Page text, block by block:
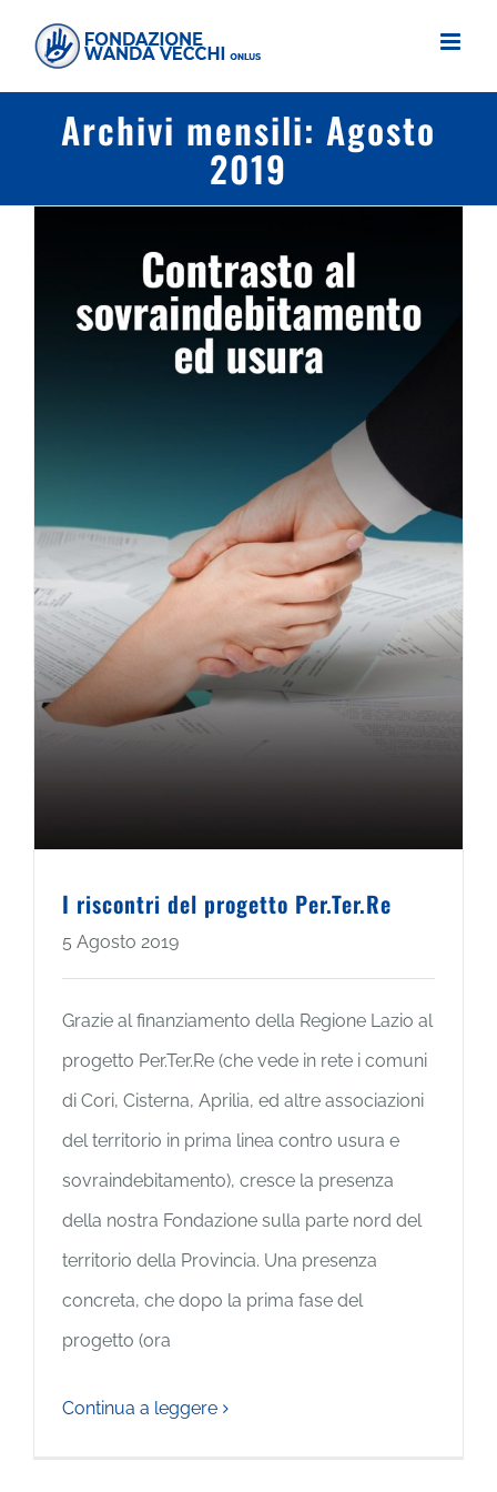
contenuto
Archivi mensili: Agosto
2019
I riscontri del progetto Per.Ter.Re
5 Agosto 2019
Grazie al finanziamento della Regione Lazio al
progetto Per.Ter.Re (che vede in rete i comuni
di Cori, Cisterna, Aprilia, ed altre associazioni
del territorio in prima linea contro usura e
sovraindebitamento), cresce la presenza
della nostra Fondazione sulla parte nord del
territorio della Provincia. Una presenza
concreta, che dopo la prima fase del
progetto (ora
Continua a leggere